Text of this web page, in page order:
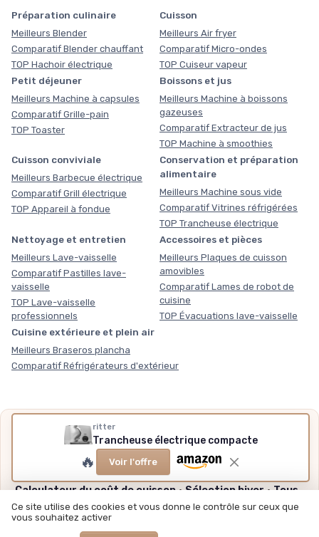
ritter
Trancheuse électrique compacte
🔥 Voir l'offre
Préparation culinaire
Meilleurs Blender
Comparatif Blender chauffant
TOP Hachoir électrique
Cuisson
Meilleurs Air fryer
Comparatif Micro-ondes
TOP Cuiseur vapeur
Petit déjeuner
Meilleurs Machine à capsules
Comparatif Grille-pain
TOP Toaster
Boissons et jus
Meilleurs Machine à boissons
gazeuses
Comparatif Extracteur de jus
TOP Machine à smoothies
Cuisson conviviale
Meilleurs Barbecue électrique
Comparatif Grill électrique
TOP Appareil à fondue
Conservation et préparation
alimentaire
Meilleurs Machine sous vide
Comparatif Vitrines réfrigérées
TOP Trancheuse électrique
Nettoyage et entretien
Meilleurs Lave-vaisselle
Comparatif Pastilles lave-
vaisselle
TOP Lave-vaisselle
professionnels
Accessoires et pièces
Meilleurs Plaques de cuisson
amovibles
Comparatif Lames de robot de
cuisine
TOP Évacuations lave-vaisselle
Cuisine extérieure et plein air
Meilleurs Braseros plancha
Comparatif Réfrigérateurs d'extérieur
Nos outils gratuits
Des chiffres plutôt que des impressions, sans inscription,
méthode et sources expliquées.
Calculateur du coût de cuisson·Sélection hiver·Tous
nos outils
Ce site utilise des cookies et vous donne le contrôle sur ceux que
vous souhaitez activer